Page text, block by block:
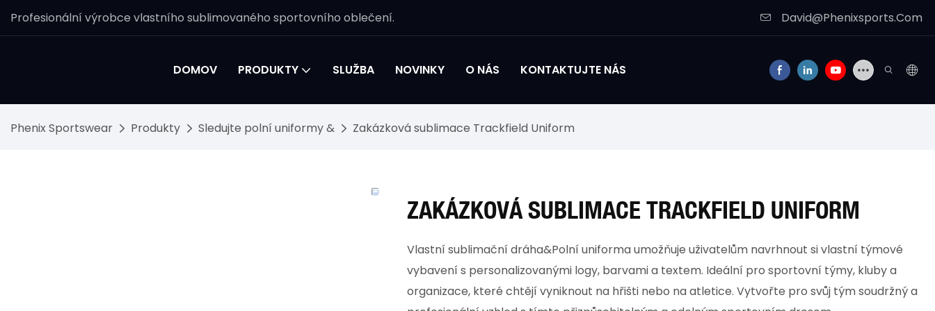
Profesionální výrobce vlastního sublimovaného sportovního oblečení. David@Phenixsports.Com
DOMOV PRODUKTY SLUŽBA NOVINKY O NÁS KONTAKTUJTE NÁS
Phenix Sportswear Produkty Sledujte polní uniformy & Zakázková sublimace Trackfield Uniform
ZAKÁZKOVÁ SUBLIMACE TRACKFIELD UNIFORM
Vlastní sublimační dráha&Polní uniforma umožňuje uživatelům navrhnout si vlastní týmové
vybavení s personalizovanými logy, barvami a textem. Ideální pro sportovní týmy, kluby a
organizace, které chtějí vyniknout na hřišti nebo na atletice. Vytvořte pro svůj tým soudržný a